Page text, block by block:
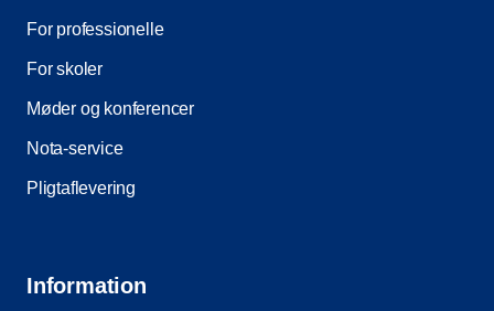
For professionelle
For skoler
Møder og konferencer
Nota-service
Pligtaflevering
Information